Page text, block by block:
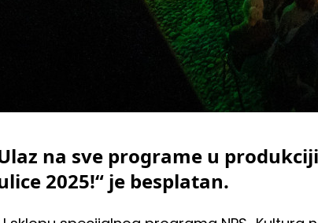
na sve programe u
2025!“ je besplatan.